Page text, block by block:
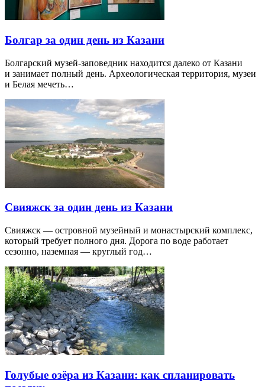
Болгар за один день из Казани
Болгарский музей-заповедник находится далеко от Казани
и занимает полный день. Археологическая территория, музеи
и Белая мечеть…
Свияжск за один день из Казани
Свияжск — островной музейный и монастырский комплекс,
который требует полного дня. Дорога по воде работает
сезонно, наземная — круглый год…
Голубые озёра из Казани: как спланировать